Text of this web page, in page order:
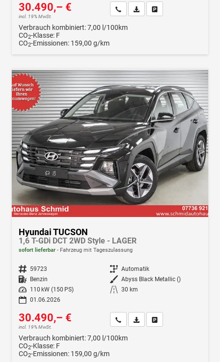
30.490,– €
incl. 19% MwSt.
Wir rufen Sie anFahrzeugexposé (PDF)
Verbrauch kombiniert:7,00 l/100km
CO2-Klasse: F
CO2-Emissionen: 159,00 g/km
Hyundai TUCSON
1,6 T-GDi DCT 2WD Style - LAGER
sofort lieferbar Fahrzeug mit Tageszulassung
Fahrzeugnr. 59723 Getriebe Automatik
Kraftstoff Benzin Außenfarbe Abyss Black Metallic ()
Leistung
110 kW (150 PS) Kilometerstand 30 km
01.06.2026
30.490,– €
incl. 19% MwSt.
Wir rufen Sie anFahrzeugexposé (PDF)
Verbrauch kombiniert:7,00 l/100km
CO2-Klasse: F
CO2-Emissionen: 159,00 g/km